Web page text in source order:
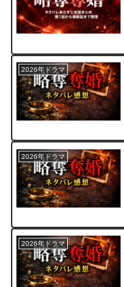
2026年ドラマ
2026年ドラマ
2026年ドラマ